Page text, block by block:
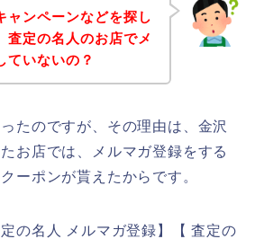
ャンペーンなどを探し
査定の名人のお店でメ
ていないの？
たのですが、その理由は、金沢
お店では、メルマガ登録をする
ーポンが貰えたからです。
の名人 メルマガ登録】【 査定の